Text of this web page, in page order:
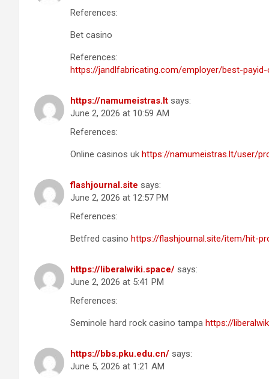
References:
Bet casino
References:
https://jandlfabricating.com/employer/best-
https://namumeistras.lt says:
June 2, 2026 at 10:59 AM
References:
Online casinos uk https://namumeistras.lt/user/
flashjournal.site says:
June 2, 2026 at 12:57 PM
References:
Betfred casino https://flashjournal.site/item/hit-
https://liberalwiki.space/ says:
June 2, 2026 at 5:41 PM
References:
Seminole hard rock casino tampa https://
https://bbs.pku.edu.cn/ says:
June 5, 2026 at 1:21 AM